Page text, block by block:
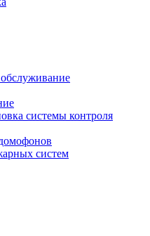
системы контроля
систем